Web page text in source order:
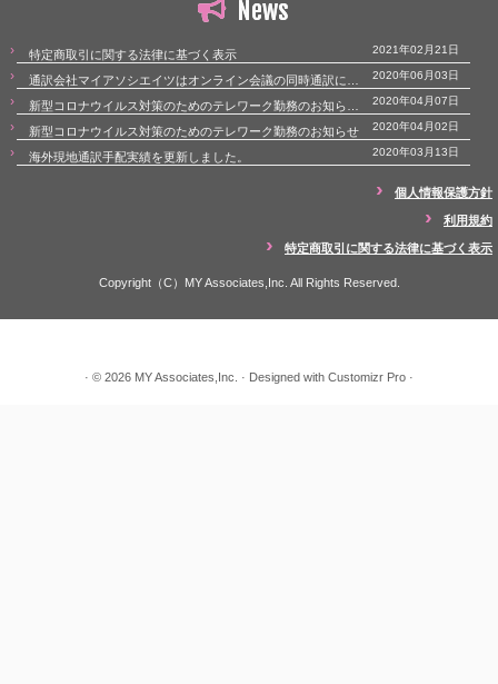
News
特定商取引に関する法律に基づく表示 2021年02月21日
2020年06月03日
2020年04月07日
新型コロナウイルス対策のためのテレワーク勤務のお知らせ 2020年04月02日
海外現地通訳手配実績を更新しました。 2020年03月13日
個人情報保護方針
利用規約
特定商取引に関する法律に基づく表示
Copyright（C）MY Associates,Inc. All Rights Reserved.
· © 2026 MY Associates,Inc. · Designed with Customizr Pro ·